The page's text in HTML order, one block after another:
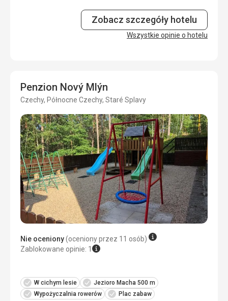
3,0 / 5
3,0/ 5
Zobacz szczegóły hotelu
Wszystkie opinie o hotelu
Penzion Nový Mlýn
Czechy, Północne Czechy, Staré Splavy
Nie oceniony(oceniony przez 11 osób)
Zablokowane opinie: 1
W cichym lesie
Jezioro Macha 500 m
Wypożyczalnia rowerów
Plac zabaw